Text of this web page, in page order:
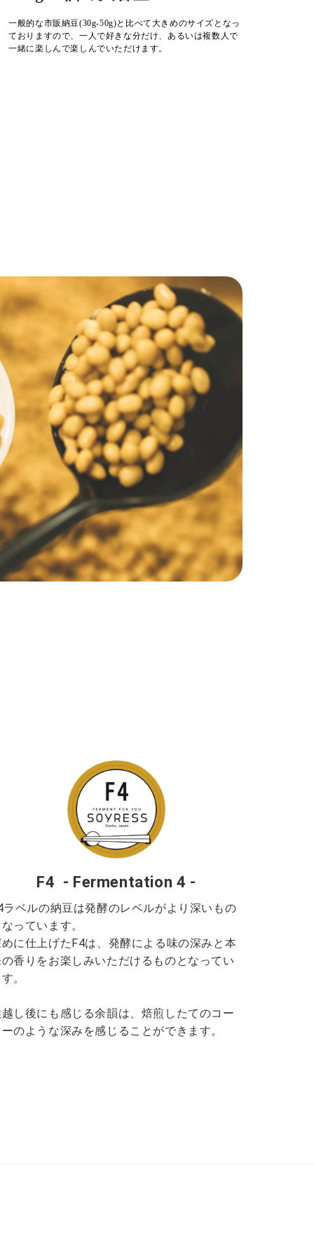
一般的な市販納豆(30g-50g)と比べて大きめのサイズとなっ
ておりますので、一人で好きな分だけ、あるいは複数人で
一緒に楽しんで楽しんでいただけます。
F4 - Fermentation 4 -
ラベルの納豆は発酵のレベルがより深いもの
っています。
に仕上げたF4は、発酵による味の深みと本
香りをお楽しみいただけるものとなってい
。
し後にも感じる余韻は、焙煎したてのコー
のような深みを感じることができます。